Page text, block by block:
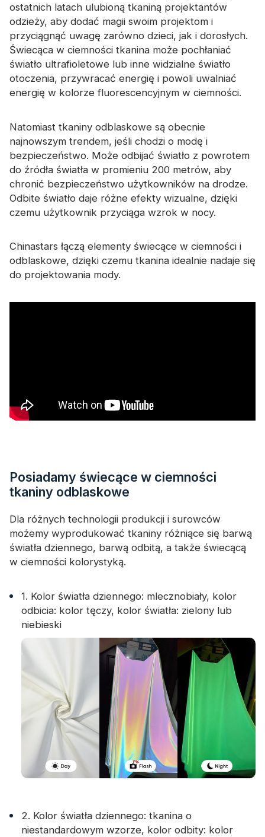
ostatnich latach ulubioną tkaniną projektantów
odzieży, aby dodać magii swoim projektom i
przyciągnąć uwagę zarówno dzieci, jak i dorosłych.
Świecąca w ciemności tkanina może pochłaniać
światło ultrafioletowe lub inne widzialne światło
otoczenia, przywracać energię i powoli uwalniać
energię w kolorze fluorescencyjnym w ciemności.
Natomiast tkaniny odblaskowe są obecnie
najnowszym trendem, jeśli chodzi o modę i
bezpieczeństwo. Może odbijać światło z powrotem
do źródła światła w promieniu 200 metrów, aby
chronić bezpieczeństwo użytkowników na drodze.
Odbite światło daje różne efekty wizualne, dzięki
czemu użytkownik przyciąga wzrok w nocy.
Chinastars łączą elementy świecące w ciemności i
odblaskowe, dzięki czemu tkanina idealnie nadaje się
do projektowania mody.
Posiadamy świecące w ciemności
tkaniny odblaskowe
Dla różnych technologii produkcji i surowców
możemy wyprodukować tkaniny różniące się barwą
światła dziennego, barwą odbitą, a także świecącą
w ciemności kolorystyką.
1. Kolor światła dziennego: mlecznobiały, kolor
odbicia: kolor tęczy, kolor światła: zielony lub
niebieski
2. Kolor światła dziennego: tkanina o
niestandardowym wzorze, kolor odbity: kolor